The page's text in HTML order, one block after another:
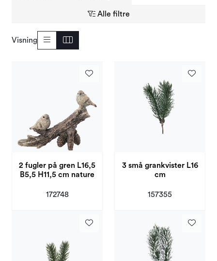
Alle filtre
Visning
2 fugler på gren L16,5
B5,5 H11,5 cm nature
172748
3 små grankvister L16
cm
157355